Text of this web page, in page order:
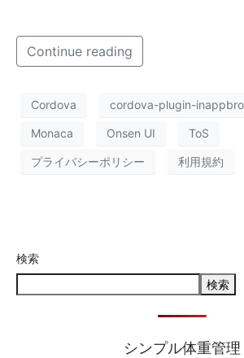
Continue reading
Cordova cordova-plugin-
Monaca Onsen UI ToS
プライバシーポリシー 利用規約
検索
検索
シンプル体重管理